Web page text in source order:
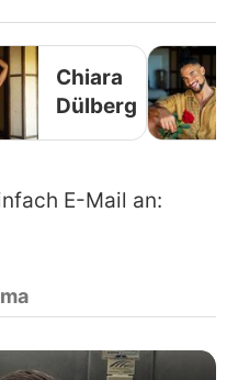
Chiara
Dülberg
E-Mail an: